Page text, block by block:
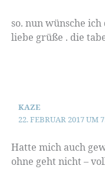
so. nun wünsche
liebe grüße . die
KAZE
22. FEBRUAR 2017 UM
Hatte mich auch
ohne geht nicht –